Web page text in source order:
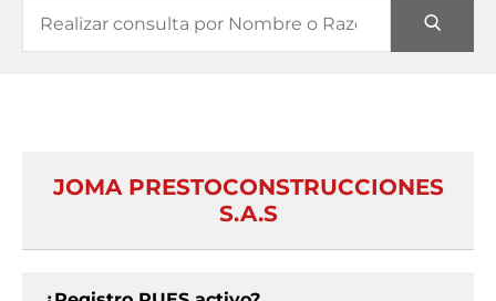
JOMA PRESTOCONSTRUCCIONES
S.A.S